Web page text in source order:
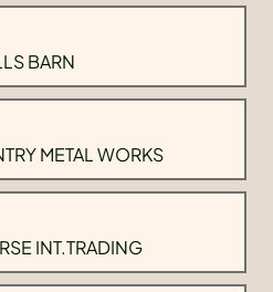
BARN
METAL WORKS
INT.TRADING